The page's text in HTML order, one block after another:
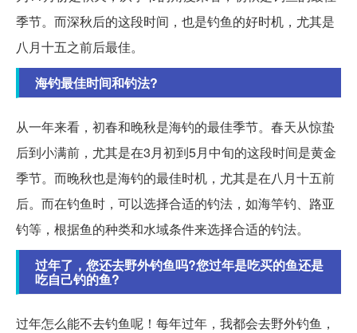
季节。而深秋后的这段时间，也是钓鱼的好时机，尤其是
八月十五之前后最佳。
海钓最佳时间和钓法?
从一年来看，初春和晚秋是海钓的最佳季节。春天从惊蛰
后到小满前，尤其是在3月初到5月中旬的这段时间是黄金
季节。而晚秋也是海钓的最佳时机，尤其是在八月十五前
后。而在钓鱼时，可以选择合适的钓法，如海竿钓、路亚
钓等，根据鱼的种类和水域条件来选择合适的钓法。
过年了，您还去野外钓鱼吗?您过年是吃买的鱼还是
吃自己钓的鱼?
过年怎么能不去钓鱼呢！每年过年，我都会去野外钓鱼，